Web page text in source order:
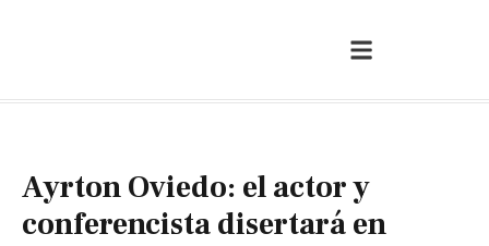
Ayrton Oviedo: el actor y
conferencista disertará en